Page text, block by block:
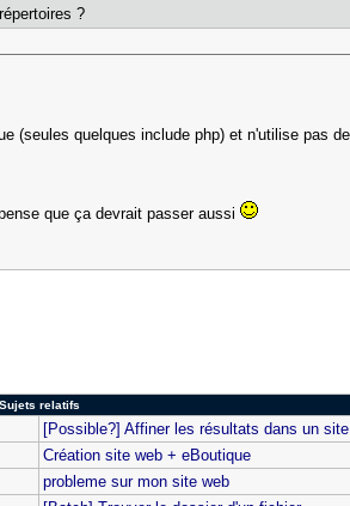
?
(seules quelques include php) et n'utilise pas
que ça devrait passer aussi
Sujets relatifs
[Possible?] Affiner les résultats dans un
Création site web + eBoutique
probleme sur mon site web